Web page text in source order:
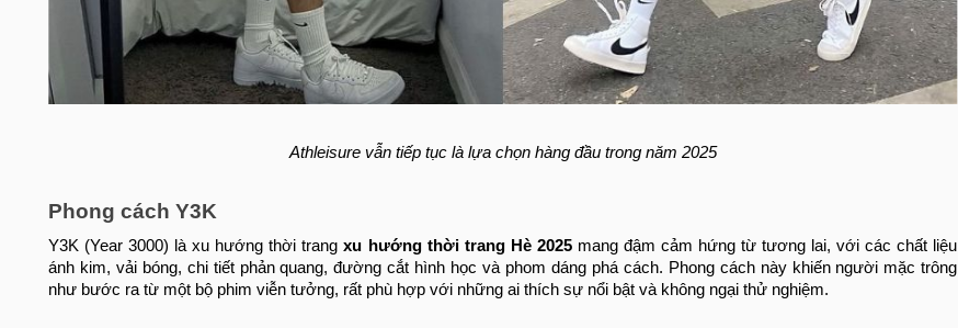
Athleisure vẫn tiếp tục là lựa chọn hàng đầu trong năm 2025
Phong cách Y3K
Y3K (Year 3000) là xu hướng thời trangxu hướng thời trang Hè 2025 mang đậm cảm hứng từ tương lai, với các chất liệu
ánh kim, vải bóng, chi tiết phản quang, đường cắt hình học và phom dáng phá cách. Phong cách này khiến người mặc trông
như bước ra từ một bộ phim viễn tưởng, rất phù hợp với những ai thích sự nổi bật và không ngại thử nghiệm.